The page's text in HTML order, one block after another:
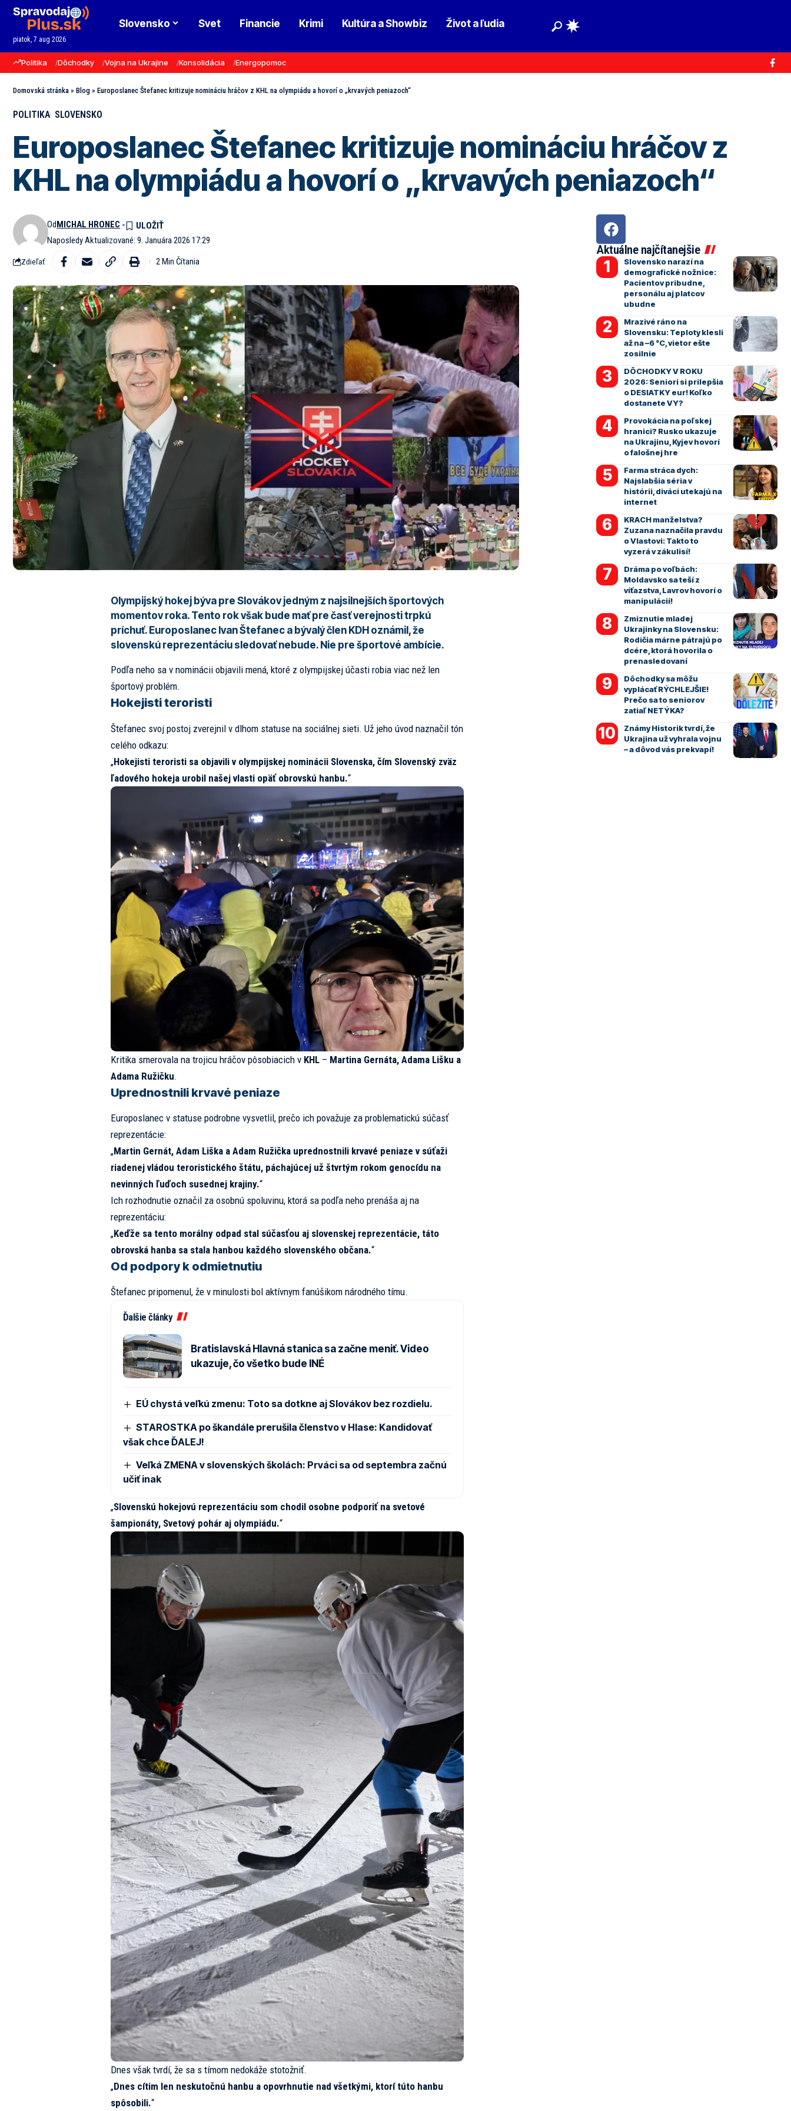
piatok, 7 aug 2026
Slovensko Svet Financie Krimi Kultúra a Showbiz Život a ľudia
Politika Dôchodky Vojna na Ukrajine Konsolidácia Energopomoc
Domovská stránka » Blog » Europoslanec Štefanec kritizuje nomináciu hráčov z KHL na olympiádu a hovorí o „krvavých peniazoch“
POLITIKA SLOVENSKO
Europoslanec Štefanec kritizuje nomináciu hráčov z
KHL na olympiádu a hovorí o „krvavých peniazoch“
Naposledy Aktualizované: 9. Januára 2026 17:29
OdMICHAL HRONEC
Zdieľať 2 Min Čítania
Olympijský hokej býva pre Slovákov jedným z najsilnejších športových
momentov roka. Tento rok však bude mať pre časť verejnosti trpkú
príchuť. Europoslanec Ivan Štefaneca bývalý člen KDH oznámil, že
slovenskú reprezentáciu sledovať nebude. Nie pre športové ambície.
Podľa neho sa v nominácii objavili mená, ktoré z olympijskej účasti robia viac než len
športový problém.
Hokejisti teroristi
Štefanec svoj postoj zverejnil v dlhom statuse na sociálnej sieti. Už jeho úvod naznačil tón
celého odkazu:
„Hokejisti teroristi sa objavili v olympijskej nominácii Slovenska, čím Slovenský zväz
ľadového hokeja urobil našej vlasti opäť obrovskú hanbu.“
Kritika smerovala na trojicu hráčov pôsobiacich v KHL– Martina Gernáta, Adama Lišku a
Adama Ružičku.
Uprednostnili krvavé peniaze
Europoslanec v statuse podrobne vysvetlil, prečo ich považuje za problematickú súčasť
reprezentácie:
„Martin Gernát, Adam Liška a Adam Ružička uprednostnili krvavé peniaze v súťaži
riadenej vládou teroristického štátu, páchajúcej už štvrtým rokom genocídu na
nevinných ľuďoch susednej krajiny.“
Ich rozhodnutie označil za osobnú spoluvinu, ktorá sa podľa neho prenáša aj na
reprezentáciu:
„Keďže sa tento morálny odpad stal súčasťou aj slovenskej reprezentácie, táto
obrovská hanba sa stala hanbou každého slovenského občana.“
Od podpory k odmietnutiu
Štefanec pripomenul, že v minulosti bol aktívnym fanúšikom národného tímu.
Ďalšie články
Bratislavská Hlavná stanica sa začne meniť. Video
ukazuje, čo všetko bude INÉ
EÚ chystá veľkú zmenu: Toto sa dotkne aj Slovákov bez rozdielu.
STAROSTKA po škandále prerušila členstvo v Hlase: Kandidovať
však chce ĎALEJ!
Veľká ZMENA v slovenských školách: Prváci sa od septembra začnú
učiť inak
„Slovenskú hokejovú reprezentáciu som chodil osobne podporiť na svetové
šampionáty, Svetový pohár aj olympiádu.“
Dnes však tvrdí, že sa s tímom nedokáže stotožniť.
„Dnes cítim len neskutočnú hanbu a opovrhnutie nad všetkými, ktorí túto hanbu
spôsobili.“
Aktuálne najčítanejšie
Slovensko narazí na
demografické nožnice:
Pacientov pribudne,
personálu aj platcov
ubudne
Mrazivé ráno na
Slovensku: Teploty klesli
až na –6 °C, vietor ešte
zosilnie
DÔCHODKY V ROKU
2026: Seniori si prilepšia
o DESIATKY eur! Koľko
dostanete VY?
Provokácia na poľskej
hranici? Rusko ukazuje
na Ukrajinu, Kyjev hovorí
o falošnej hre
Farma stráca dych:
Najslabšia séria v
histórii, diváci utekajú na
internet
KRACH manželstva?
Zuzana naznačila pravdu
o Vlastovi: Takto to
vyzerá v zákulisí!
Dráma po voľbách:
Moldavsko sa teší z
víťazstva, Lavrov hovorí o
manipulácií!
Zmiznutie mladej
Ukrajinky na Slovensku:
Rodičia márne pátrajú po
dcére, ktorá hovorila o
prenasledovaní
Dôchodky sa môžu
vyplácať RÝCHLEJŠIE!
Prečo sa to seniorov
zatiaľ NETÝKA?
Známy Historik tvrdí, že
Ukrajina už vyhrala vojnu
– a dôvod vás prekvapí!